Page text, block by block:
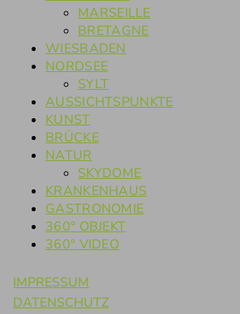
MARSEILLE
BRETAGNE
WIESBADEN
NORDSEE
SYLT
AUSSICHTSPUNKTE
KUNST
BRÜCKE
NATUR
SKYDOME
KRANKENHAUS
GASTRONOMIE
360° OBJEKT
360° VIDEO
IMPRESSUM
DATENSCHUTZ